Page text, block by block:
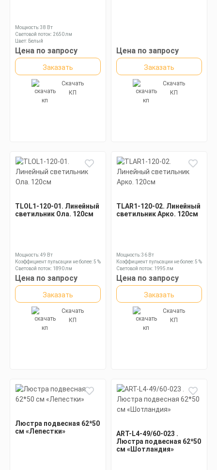
Мощность: 38 Вт
Световой поток: 2650 лм
Цвет: Белый
Цена по запросу
Заказать
Скачать
КП
Цена по запросу
Заказать
Скачать
КП
TLOL1-120-01. Линейный
светильник Ола. 120см
Мощность: 49 Вт
Коэффициент пульсации не более: 5 %
Световой поток: 1890 лм
Цена по запросу
Заказать
Скачать
КП
TLAR1-120-02. Линейный
светильник Арко. 120см
Мощность: 36 Вт
Коэффициент пульсации не более: 5 %
Световой поток: 1995 лм
Цена по запросу
Заказать
Скачать
КП
Люстра подвесная 62*50
см «Лепестки»
ART-L4-49/60-023 .
Люстра подвесная 62*50
см «Шотландия»